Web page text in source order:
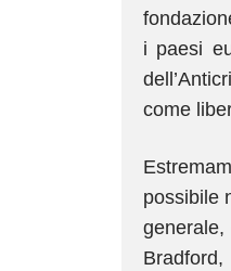
i paesi
come
possibile
generale,